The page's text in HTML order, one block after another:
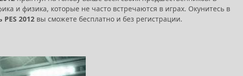
и физика, которые не часто встречаются в играх. Окунитесь в
PES 2012 вы сможете бесплатно и без регистрации.